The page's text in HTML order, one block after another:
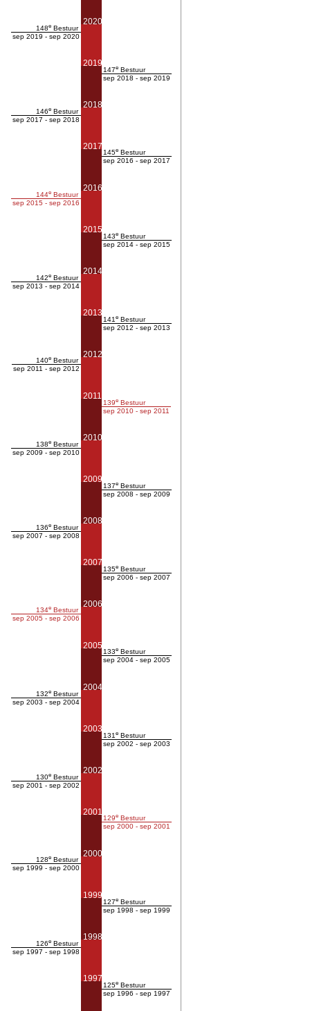
148e Bestuur
sep 2019 - sep 2020
146e Bestuur
sep 2017 - sep 2018
144e Bestuur
sep 2015 - sep 2016
142e Bestuur
sep 2013 - sep 2014
140e Bestuur
sep 2011 - sep 2012
138e Bestuur
sep 2009 - sep 2010
136e Bestuur
sep 2007 - sep 2008
134e Bestuur
sep 2005 - sep 2006
132e Bestuur
sep 2003 - sep 2004
130e Bestuur
sep 2001 - sep 2002
128e Bestuur
sep 1999 - sep 2000
126e Bestuur
sep 1997 - sep 1998
2020
2019
2018
2017
2016
2015
2014
2013
2012
2011
2010
2009
2008
2007
2006
2005
2004
2003
2002
2001
2000
1999
1998
1997
147e Bestuur
sep 2018 - sep 2019
145e Bestuur
sep 2016 - sep 2017
143e Bestuur
sep 2014 - sep 2015
141 e Bestuur
sep 2012 - sep 2013
139e Bestuur
sep 2010 - sep 2011
137e Bestuur
sep 2008 - sep 2009
135e Bestuur
sep 2006 - sep 2007
133e Bestuur
sep 2004 - sep 2005
131 e Bestuur
sep 2002 - sep 2003
129e Bestuur
sep 2000 - sep 2001
127e Bestuur
sep 1998 - sep 1999
125e Bestuur
sep 1996 - sep 1997